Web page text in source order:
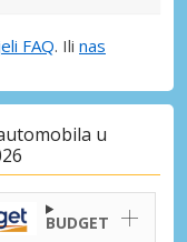
FAQ. Ili nas
u
BUDGET